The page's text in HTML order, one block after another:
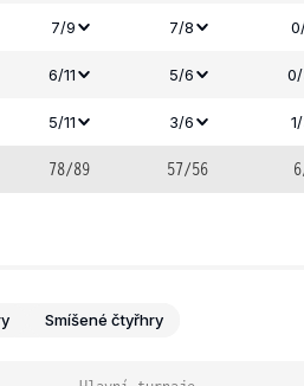
7/9 7/8
6/11 5/6
5/11 3/6
78/89 57/56
Smíšené čtyřhry